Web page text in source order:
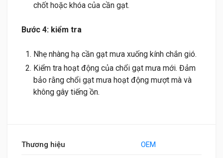
chốt hoặc khóa của cần gạt.
Bước 4: kiểm tra
Nhẹ nhàng hạ cần gạt mưa xuống kính chắn gió.
Kiểm tra hoạt động của chổi gạt mưa mới. Đảm
bảo rằng chổi gạt mưa hoạt động mượt mà và
không gây tiếng ồn.
Thương hiệu OEM